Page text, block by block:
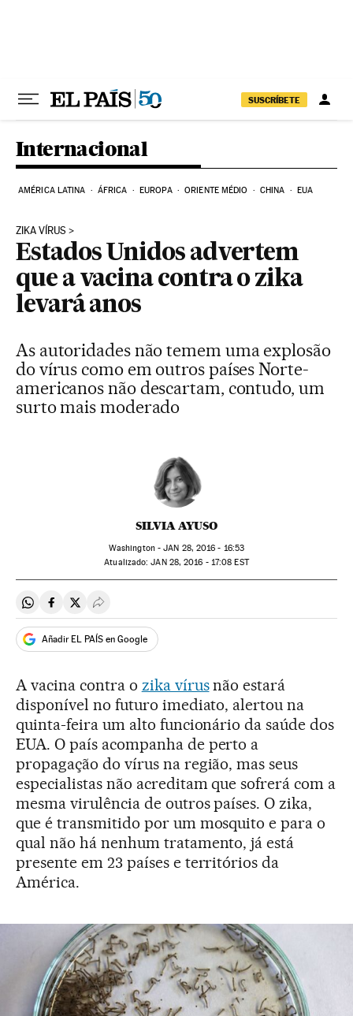
SUSCRÍBETE
Internacional
AMÉRICA LATINA ÁFRICA EUROPA ORIENTE MÉDIO CHINA EUA
ZIKA VÍRUS
Estados Unidos advertem
que a vacina contra o zika
levará anos
As autoridades não temem uma explosão
do vírus como em outros países Norte-
americanos não descartam, contudo, um
surto mais moderado
SILVIA AYUSO
Washington -JAN 28, 2016 - 16:53
atualizado: JAN28, 2016 - 17:08 EST
Compartir en Whatsapp
Compartir en Facebook
Compartir en Twitter
Desplegar Redes Sociales
Añadir EL PAÍS en Google
A vacina contra o zika vírusnão estará
disponível no futuro imediato, alertou na
quinta-feira um alto funcionário da saúde dos
EUA. O país acompanha de perto a
propagação do vírus na região, mas seus
especialistas não acreditam que sofrerá com a
mesma virulência de outros países. O zika,
que é transmitido por um mosquito e para o
qual não há nenhum tratamento, já está
presente em 23 países e territórios da
América.